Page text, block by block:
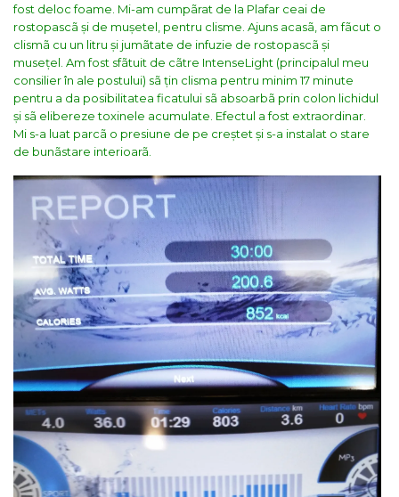
fost deloc foame. Mi-am cumpãrat de la Plafar ceai de
rostopascã și de mușetel, pentru clisme. Ajuns acasã, am fãcut o
clismã cu un litru și jumãtate de infuzie de rostopascã și
musețel. Am fost sfãtuit de cãtre IntenseLight (principalul meu
consilier în ale postului) sã țin clisma pentru minim 17 minute
pentru a da posibilitatea ficatului sã absoarbã prin colon lichidul
și sã elibereze toxinele acumulate. Efectul a fost extraordinar.
Mi s-a luat parcã o presiune de pe creștet și s-a instalat o stare
de bunãstare interioarã.